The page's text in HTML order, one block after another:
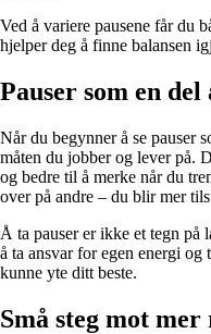
Ved å variere pausene får du
hjelper deg å finne balansen
Pauser som en
Når du begynner å se pauser
måten du jobber og lever på.
og bedre til å merke når du
over på andre – du blir mer
Å ta pauser er ikke et tegn på
å ta ansvar for egen energi
kunne yte ditt beste.
Små steg mot mer